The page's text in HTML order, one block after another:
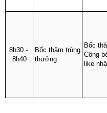
8h30 -
8h40
Bốc thăm trúng
thưởng
Bốc
Công
like